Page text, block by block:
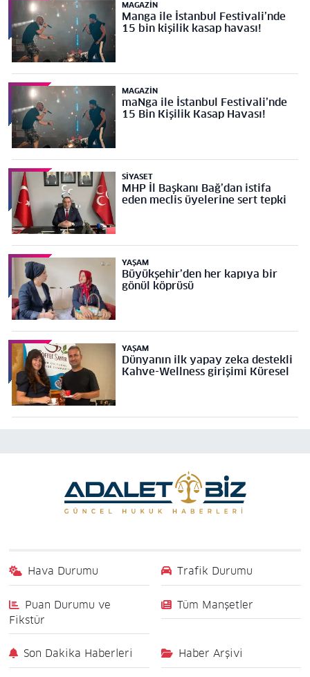
MAGAZIN
Manga ile İstanbul Festivali’nde
15 bin kişilik kasap havası!
MAGAZIN
maNga ile İstanbul Festivali’nde
15 Bin Kişilik Kasap Havası!
SIYASET
MHP İl Başkanı Bağ’dan istifa
eden meclis üyelerine sert tepki
YAŞAM
Büyükşehir’den her kapıya bir
gönül köprüsü
YAŞAM
Dünyanın ilk yapay zeka destekli
Kahve-Wellness girişimi Küresel
Hava Durumu Trafik Durumu
Puan Durumu ve
Fikstür
Tüm Manşetler
Son Dakika Haberleri Haber Arşivi